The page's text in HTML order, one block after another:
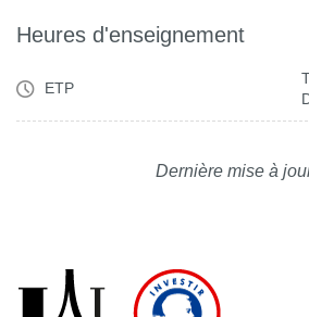
Heures d'enseignement
ETP
Dernière mise à